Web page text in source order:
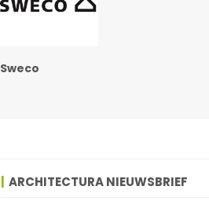
Sweco
ARCHITECTURA NIEUWSBRIEF